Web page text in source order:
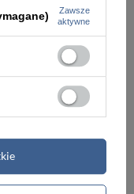
169,99 zł
169,00 zł
Zawsze
aktywne